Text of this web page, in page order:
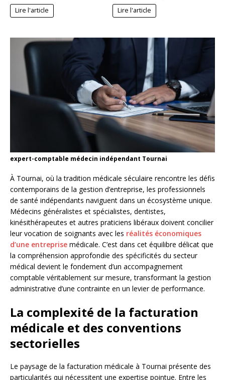
Lire l'article
Lire l'article
expert-comptable médecin indépendant Tournai
À Tournai, où la tradition médicale séculaire rencontre les défis
contemporains de la gestion d’entreprise, les professionnels
de santé indépendants naviguent dans un écosystème unique.
Médecins généralistes et spécialistes, dentistes,
kinésithérapeutes et autres praticiens libéraux doivent concilier
leur vocation de soignants avec les réalités économiques
d’une entreprise médicale. C’est dans cet équilibre délicat que
la compréhension approfondie des spécificités du secteur
médical devient le fondement d’un accompagnement
comptable véritablement sur mesure, transformant la gestion
administrative d’une contrainte en un levier de performance.
La complexité de la facturation
médicale et des conventions
sectorielles
Le paysage de la facturation médicale à Tournai présente des
particularités qui nécessitent une expertise pointue. Entre les